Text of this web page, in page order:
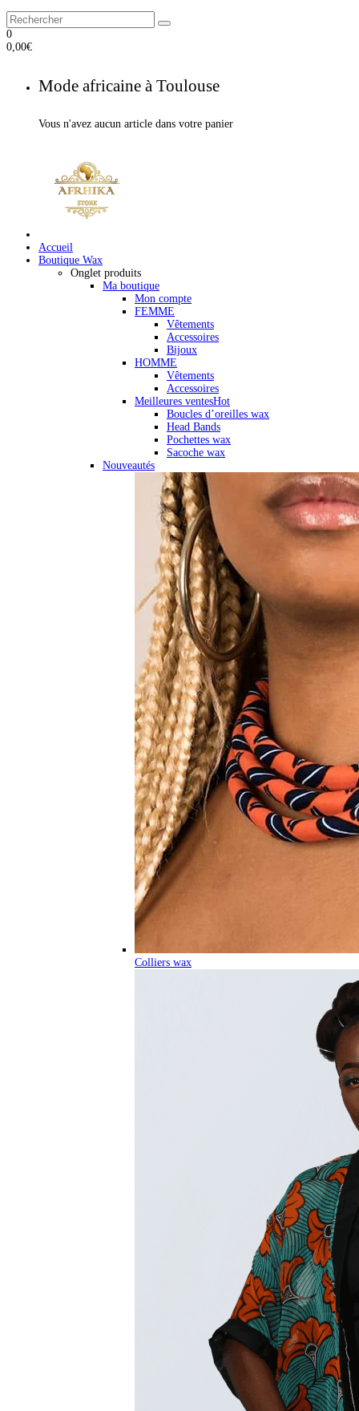
0
0,00€
Mode africaine à Toulouse
Vous n'avez aucun article dans votre panier
Accueil
Boutique Wax
Onglet produits
Ma boutique
Mon compte
FEMME
Vêtements
Accessoires
Bijoux
HOMME
Vêtements
Accessoires
Meilleures ventesHot
Boucles d’oreilles wax
Head Bands
Pochettes wax
Sacoche wax
Nouveautés
Colliers wax